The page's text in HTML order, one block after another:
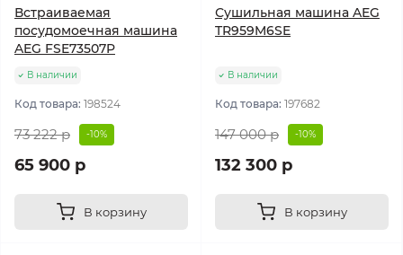
Встраиваемая
посудомоечная машина
AEG FSE73507P
В наличии
Код товара: 198524
73 222 р -10%
65 900 р
В корзину
Сушильная машина AEG
TR959M6SE
В наличии
Код товара: 197682
147 000 р -10%
132 300 р
В корзину